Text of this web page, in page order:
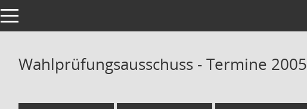
Toggle navigation
Wahlprüfungsausschuss - Termine 2005